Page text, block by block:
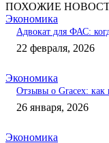
ПОХОЖИЕ
Экономика
Адвокат для ФАС:
22 февраля, 2026
Экономика
Отзывы о Gracex: как
26 января, 2026
Экономика